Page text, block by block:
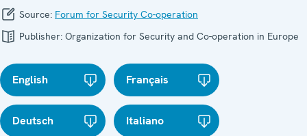
Source: Forum for Security Co-operation
Publisher: Organization for Security and Co-operation in Europe
English Français
Deutsch Italiano